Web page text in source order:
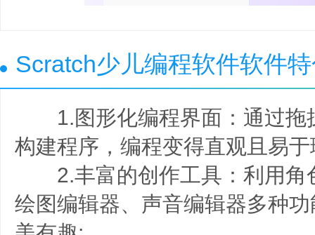
Scratch少儿编程软件软件
1.图形化编程界面：通过拖
构建程序，编程变得直观且易
2.丰富的创作工具：利用角
绘图编辑器、声音编辑器多种